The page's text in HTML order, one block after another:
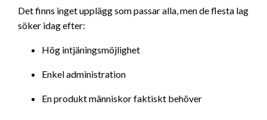
Det finns inget upplägg som passar alla, men de flesta lag
söker idag efter:
Hög intjäningsmöjlighet
Enkel administration
En produkt människor faktiskt behöver